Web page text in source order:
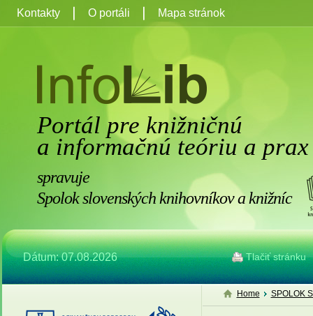
Portál pre knižničnú
a informačnú teóriu a prax
spravuje
Spolok slovenských knihovníkov a knižníc
Dátum: 07.08.2026 Tlačiť stránku
Kontakty O portáli Mapa stránok
Home SPOLOK